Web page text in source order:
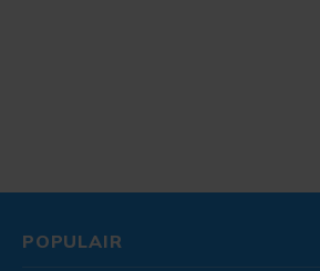
POPULAIR